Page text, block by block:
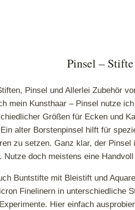
Pinsel –
Pinsel und Allerlei Zubehör
mein Kunsthaar – Pinsel nutze
Größen für Ecken und
alter Borstenpinsel hilft für
zu setzen. Ganz klar, der
doch meistens eine
Buntstifte mit Bleistift und
Finelinern in unterschiedliche
Hier einfach